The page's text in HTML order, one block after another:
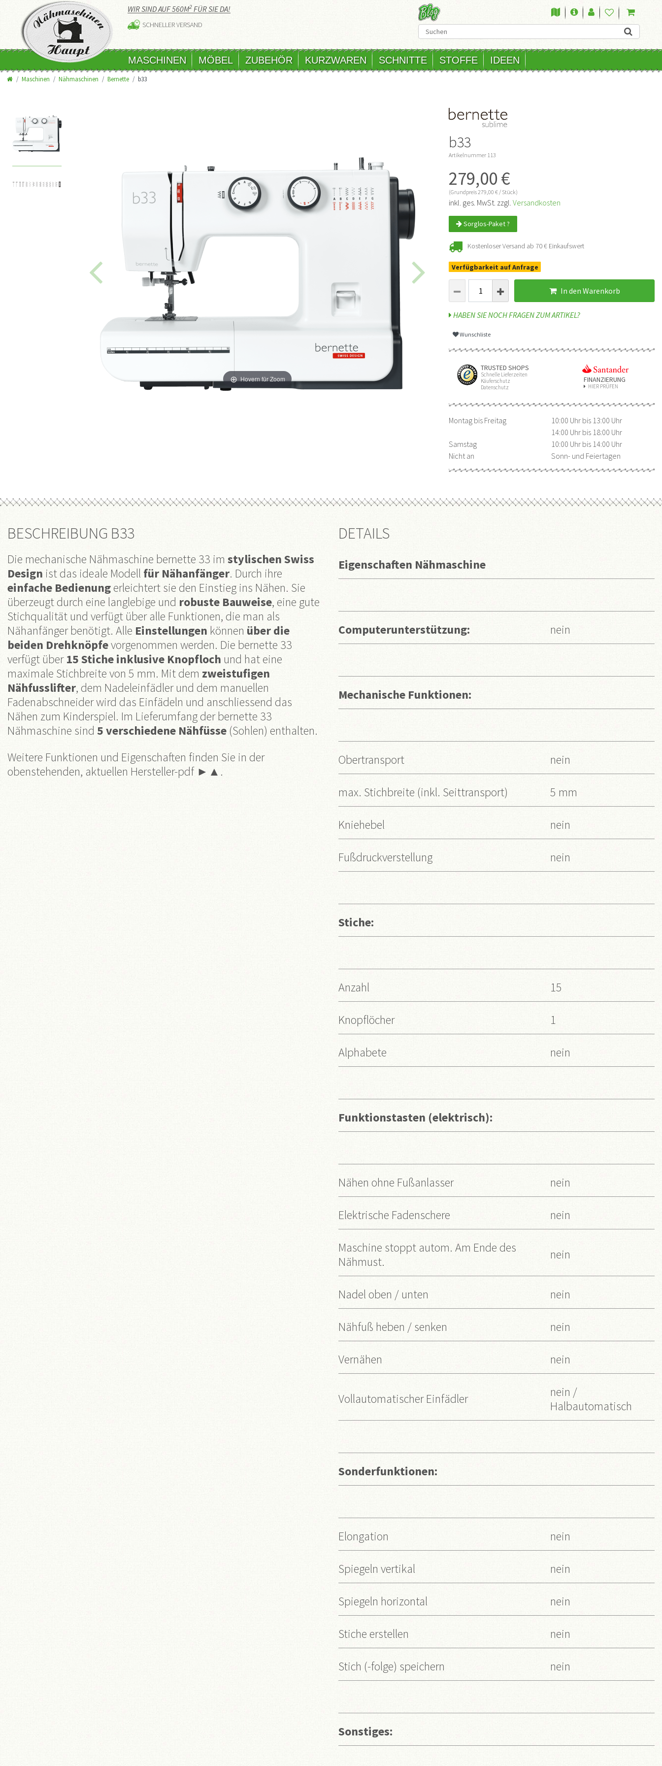
WIR SIND AUF 560M2 FÜR SIE DA!
SCHNELLER VERSAND
MASCHINEN MÖBEL ZUBEHÖR KURZWAREN SCHNITTE STOFFE IDEEN
Maschinen Nähmaschinen Bernette b33
Hovern für Zoom
b33
Artikelnummer 113
279,00 €
(Grundpreis279,00 € / Stück)
inkl. ges. MwSt. zzgl. Versandkosten
Sorglos-Paket ?
Kostenloser Versand ab 70 € Einkaufswert
Verfügbarkeit auf Anfrage
In den Warenkorb
HABEN SIE NOCH FRAGEN ZUM ARTIKEL?
Wunschliste
TRUSTED SHOPS
Schnelle Lieferzeiten
Käuferschutz
Datenschutz
FINANZIERUNG
HIER PRÜFEN
Montag bis Freitag
10:00 Uhr bis 13:00 Uhr
14:00 Uhr bis 18:00 Uhr
Samstag
10:00 Uhr bis 14:00 Uhr
Nicht an
Sonn- und Feiertagen
BESCHREIBUNG B33
Die mechanische Nähmaschine bernette 33 im stylischen Swiss
Design ist das ideale Modell für Nähanfänger. Durch ihre
einfache Bedienungerleichtert sie den Einstieg ins Nähen. Sie
überzeugt durch eine langlebige und robuste Bauweise, eine gute
Stichqualität und verfügt über alle Funktionen, die man als
Nähanfänger benötigt. Alle Einstellungen können über die
beiden Drehknöpfevorgenommen werden. Die bernette 33
verfügt über15 Stiche inklusive Knopfloch und hat eine
maximale Stichbreite von 5 mm. Mit dem zweistufigen
Nähfusslifter, dem Nadeleinfädler und dem manuellen
Fadenabschneider wird das Einfädeln und anschliessend das
Nähen zum Kinderspiel. Im Lieferumfang der bernette 33
Nähmaschine sind 5 verschiedene Nähfüsse(Sohlen) enthalten.
Weitere Funktionen und Eigenschaften finden Sie in der
obenstehenden, aktuellen Hersteller-pdf ►▲.
DETAILS
Eigenschaften Nähmaschine
Computerunterstützung: nein
Mechanische Funktionen:
Obertransport nein
max. Stichbreite (inkl. Seittransport) 5 mm
Kniehebel nein
Fußdruckverstellung nein
Stiche:
Anzahl 15
Knopflöcher 1
Alphabete nein
Funktionstasten (elektrisch):
Nähen ohne Fußanlasser nein
Elektrische Fadenschere nein
Maschine stoppt autom. Am Ende des
Nähmust.
nein
Nadel oben / unten nein
Nähfuß heben / senken nein
Vernähen nein
Vollautomatischer Einfädler
nein /
Halbautomatisch
Sonderfunktionen:
Elongation nein
Spiegeln vertikal nein
Spiegeln horizontal nein
Stiche erstellen nein
Stich (-folge) speichern nein
Sonstiges: